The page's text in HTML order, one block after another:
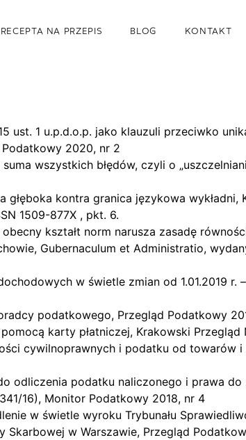
RECEPTA NA PRZEPIS BLOG KONTAKT
ust. 1 u.p.d.o.p. jako klauzuli przeciwko
Podatkowy 2020, nr 2
wszystkich błędów, czyli o
kontra granica językowa wykładni,
1509-877X , pkt. 6.
kształt norm narusza zasadę
Gubernaculum et Administratio,
w świetle zmian od 1.01.2019 r.
podatkowego, Przegląd Podatkowy
karty płatniczej, Krakowski Przegląd
cywilnoprawnych i podatku od towarów i
odliczenia podatku naliczonego i prawa
16), Monitor Podatkowy 2018, nr 4
w świetle wyroku Trybunału
w Warszawie, Przegląd